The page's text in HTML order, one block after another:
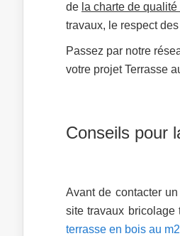
de la charte de
travaux, le respect
Passez par notre
votre projet Terrasse
Conseils pour
Avant de contacter
site travaux bricolage
terrasse en bois au m2